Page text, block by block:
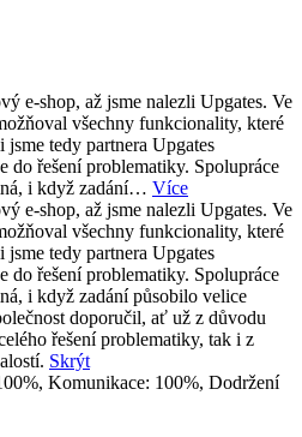
e-shop, až jsme nalezli Upgates. Ve
všechny funkcionality, které
tedy partnera Upgates
do řešení problematiky. Spolupráce
i když zadání… Více
e-shop, až jsme nalezli Upgates. Ve
všechny funkcionality, které
tedy partnera Upgates
do řešení problematiky. Spolupráce
i když zadání působilo velice
doporučil, ať už z důvodu
řešení problematiky, tak i z
Skrýt
Komunikace: 100%, Dodržení